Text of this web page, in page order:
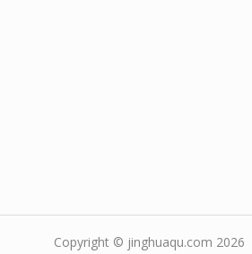
Copyright © jinghuaqu.com 2026